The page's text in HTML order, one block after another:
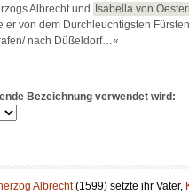
Albrecht und Isabella von
er von dem Durchleuchtigsten Fürsten
nach Düßeldorf…«
Bezeichnung verwendet wird:
Albrecht(1599) setzte ihr Vater,